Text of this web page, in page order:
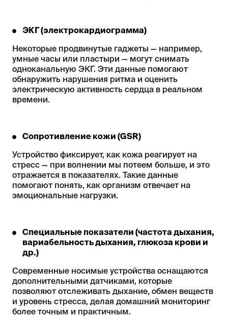
ЭКГ (электрокардиограмма)
Некоторые продвинутые гаджеты — например,
умные часы или пластыри — могут снимать
одноканальную ЭКГ. Эти данные помогают
обнаружить нарушения ритма и оценить
электрическую активность сердца в реальном
времени.
Сопротивление кожи (GSR)
Устройство фиксирует, как кожа реагирует на
стресс — при волнении мы потеем больше, и это
отражается в показателях. Такие данные
помогают понять, как организм отвечает на
эмоциональные нагрузки.
Специальные показатели (частота дыхания,
вариабельность дыхания, глюкоза крови и
др.)
Современные носимые устройства оснащаются
дополнительными датчиками, которые
позволяют отслеживать дыхание, обмен веществ
и уровень стресса, делая домашний мониторинг
более точным и практичным.